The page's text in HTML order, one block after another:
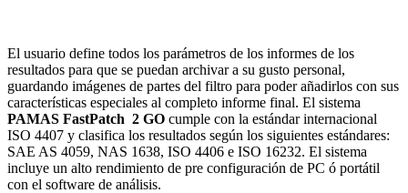
El usuario define todos los parámetros de los informes de los
resultados para que se puedan archivar a su gusto personal,
guardando imágenes de partes del filtro para poder añadirlos con sus
características especiales al completo informe final. El sistema
PAMAS FastPatch 2 GO cumple con la estándar internacional
ISO 4407 y clasifica los resultados según los siguientes estándares:
SAE AS 4059, NAS 1638, ISO 4406 e ISO 16232. El sistema
incluye un alto rendimiento de pre configuración de PC ó portátil
con el software de análisis.